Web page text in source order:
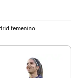
femenino